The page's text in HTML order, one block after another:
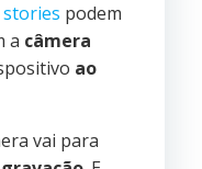
stories podem
a câmera
ao
vai para